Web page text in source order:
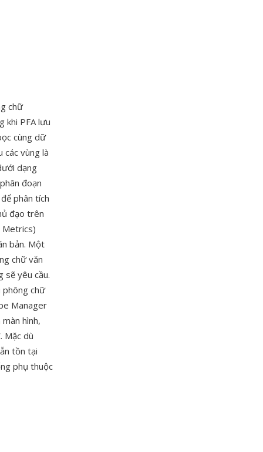
chữ
khi PFA lưu
cùng dữ
các vùng là
dạng
đoạn
phân tích
đạo trên
Metrics)
bản. Một
chữ văn
sẽ yêu cầu.
phông chữ
Manager
hình,
Mặc dù
tồn tại
phụ thuộc